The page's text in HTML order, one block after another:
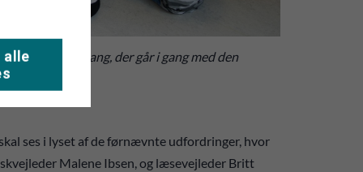
børn fra 3. årgang, der går i gang med den
ses i lyset af de førnævnte udfordringer, hvor
Malene Ibsen, og læsevejleder Britt
alle